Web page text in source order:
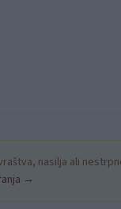
nasilja ali
→